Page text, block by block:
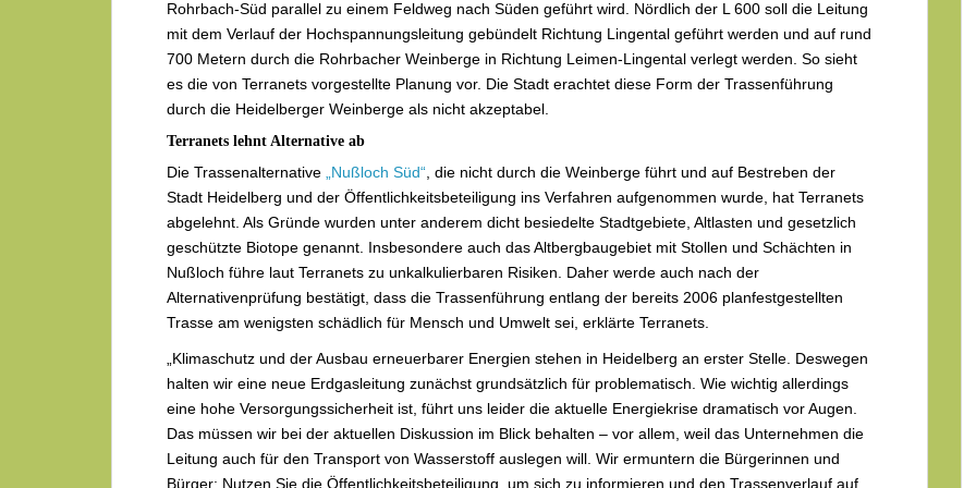
Rohrbach-Süd parallel zu einem Feldweg nach Süden geführt wird. Nördlich der L 600 soll die Leitung
mit dem Verlauf der Hochspannungsleitung gebündelt Richtung Lingental geführt werden und auf rund
700 Metern durch die Rohrbacher Weinberge in Richtung Leimen-Lingental verlegt werden. So sieht
es die von Terranets vorgestellte Planung vor. Die Stadt erachtet diese Form der Trassenführung
durch die Heidelberger Weinberge als nicht akzeptabel.
Terranets lehnt Alternative ab
Die Trassenalternative „Nußloch Süd“ , die nicht durch die Weinberge führt und auf Bestreben der
Stadt Heidelberg und der Öffentlichkeitsbeteiligung ins Verfahren aufgenommen wurde, hat Terranets
abgelehnt. Als Gründe wurden unter anderem dicht besiedelte Stadtgebiete, Altlasten und gesetzlich
geschützte Biotope genannt. Insbesondere auch das Altbergbaugebiet mit Stollen und Schächten in
Nußloch führe laut Terranets zu unkalkulierbaren Risiken. Daher werde auch nach der
Alternativenprüfung bestätigt, dass die Trassenführung entlang der bereits 2006 planfestgestellten
Trasse am wenigsten schädlich für Mensch und Umwelt sei, erklärte Terranets.
„Klimaschutz und der Ausbau erneuerbarer Energien stehen in Heidelberg an erster Stelle. Deswegen
halten wir eine neue Erdgasleitung zunächst grundsätzlich für problematisch. Wie wichtig allerdings
eine hohe Versorgungssicherheit ist, führt uns leider die aktuelle Energiekrise dramatisch vor Augen.
Das müssen wir bei der aktuellen Diskussion im Blick behalten – vor allem, weil das Unternehmen die
Leitung auch für den Transport von Wasserstoff auslegen will. Wir ermuntern die Bürgerinnen und
Bürger: Nutzen Sie die Öffentlichkeitsbeteiligung, um sich zu informieren und den Trassenverlauf auf